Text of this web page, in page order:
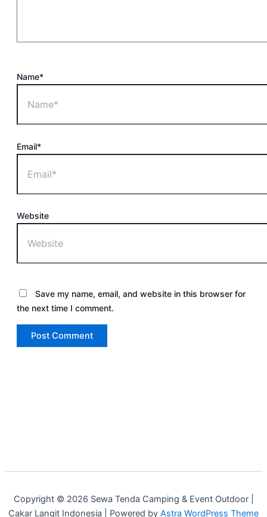
Name*
Email*
Website
Save my name, email, and website in this browser for
the next time I comment.
Copyright © 2026 Sewa Tenda Camping & Event Outdoor |
Cakar Langit Indonesia | Powered by Astra WordPress Theme